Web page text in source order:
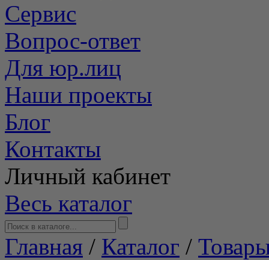
Сервис
Вопрос-ответ
Для юр.лиц
Наши проекты
Блог
Контакты
Личный кабинет
Весь каталог
Главная / Каталог /